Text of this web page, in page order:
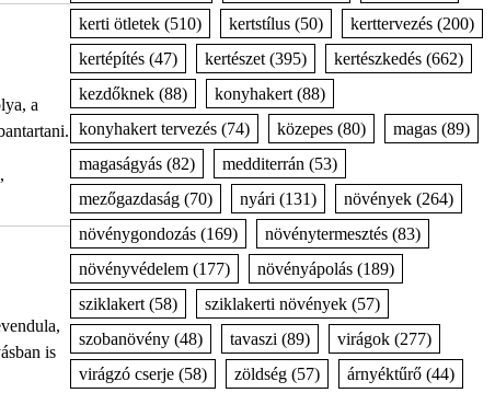
a
is
kerti ötletek(510) kertstílus(50) kerttervezés(200)
kertépítés(47) kertészet(395) kertészkedés(662)
kezdőknek(88) konyhakert(88)
konyhakert tervezés(74) közepes(80) magas(89)
magaságyás(82) medditerrán (53)
mezőgazdaság(70) nyári (131) növények(264)
növénygondozás(169) növénytermesztés(83)
növényvédelem(177) növényápolás(189)
sziklakert(58) sziklakerti növények(57)
szobanövény(48) tavaszi (89) virágok(277)
virágzó cserje(58) zöldség(57) árnyéktűrő(44)